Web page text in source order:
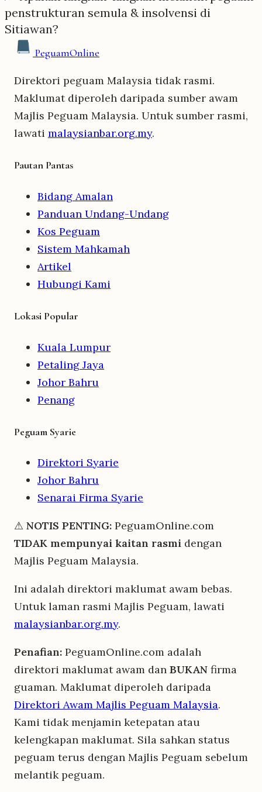
penstrukturan semula & insolvensi di
Sitiawan?
PeguamOnline
Direktori peguam Malaysia tidak rasmi.
Maklumat diperoleh daripada sumber awam
Majlis Peguam Malaysia. Untuk sumber rasmi,
lawati malaysianbar.org.my.
Pautan Pantas
Bidang Amalan
Panduan Undang-Undang
Kos Peguam
Sistem Mahkamah
Artikel
Hubungi Kami
Lokasi Popular
Kuala Lumpur
Petaling Jaya
Johor Bahru
Penang
Peguam Syarie
Direktori Syarie
Johor Bahru
Senarai Firma Syarie
⚠ NOTIS PENTING: PeguamOnline.com
TIDAK mempunyai kaitan rasmi dengan
Majlis Peguam Malaysia.
Ini adalah direktori maklumat awam bebas.
Untuk laman rasmi Majlis Peguam, lawati
malaysianbar.org.my.
Penafian: PeguamOnline.com adalah
direktori maklumat awam dan BUKAN firma
guaman. Maklumat diperoleh daripada
Direktori Awam Majlis Peguam Malaysia.
Kami tidak menjamin ketepatan atau
kelengkapan maklumat. Sila sahkan status
peguam terus dengan Majlis Peguam sebelum
melantik peguam.